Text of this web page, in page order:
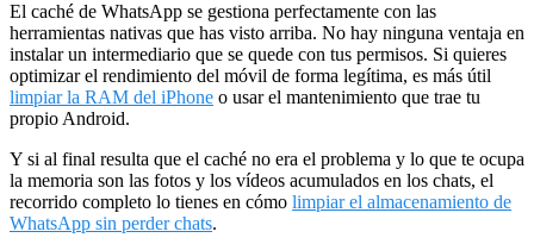
El caché de WhatsApp se gestiona perfectamente con las
herramientas nativas que has visto arriba. No hay ninguna ventaja en
instalar un intermediario que se quede con tus permisos. Si quieres
optimizar el rendimiento del móvil de forma legítima, es más útil
limpiar la RAM del iPhone o usar el mantenimiento que trae tu
propio Android.
Y si al final resulta que el caché no era el problema y lo que te ocupa
la memoria son las fotos y los vídeos acumulados en los chats, el
recorrido completo lo tienes en cómo limpiar el almacenamiento de
WhatsApp sin perder chats.